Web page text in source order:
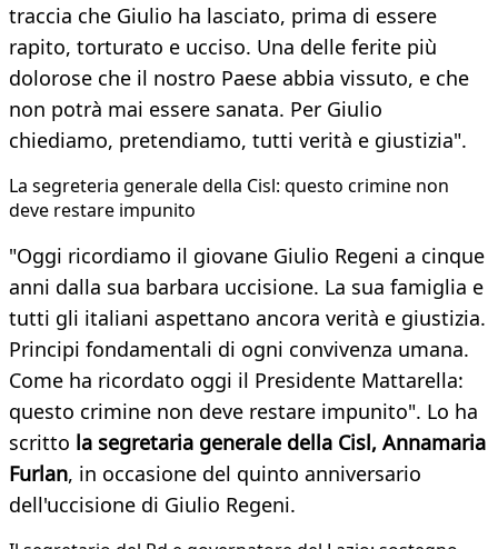
traccia che Giulio ha lasciato, prima di essere
rapito, torturato e ucciso. Una delle ferite più
dolorose che il nostro Paese abbia vissuto, e che
non potrà mai essere sanata. Per Giulio
chiediamo, pretendiamo, tutti verità e giustizia".
La segreteria generale della Cisl: questo crimine non
deve restare impunito
"Oggi ricordiamo il giovane Giulio Regeni a cinque
anni dalla sua barbara uccisione. La sua famiglia e
tutti gli italiani aspettano ancora verità e giustizia.
Principi fondamentali di ogni convivenza umana.
Come ha ricordato oggi il Presidente Mattarella:
questo crimine non deve restare impunito". Lo ha
scritto la segretaria generale della Cisl, Annamaria
Furlan, in occasione del quinto anniversario
dell'uccisione di Giulio Regeni.